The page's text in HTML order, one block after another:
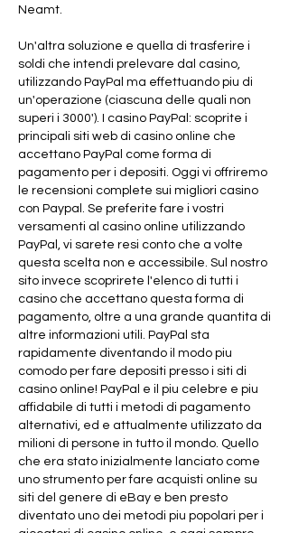
Neamt.
Un'altra soluzione e quella di trasferire i
soldi che intendi prelevare dal casino,
utilizzando PayPal ma effettuando piu di
un'operazione (ciascuna delle quali non
superi i 3000'). I casino PayPal: scoprite i
principali siti web di casino online che
accettano PayPal come forma di
pagamento per i depositi. Oggi vi offriremo
le recensioni complete sui migliori casino
con Paypal. Se preferite fare i vostri
versamenti al casino online utilizzando
PayPal, vi sarete resi conto che a volte
questa scelta non e accessibile. Sul nostro
sito invece scoprirete l'elenco di tutti i
casino che accettano questa forma di
pagamento, oltre a una grande quantita di
altre informazioni utili. PayPal sta
rapidamente diventando il modo piu
comodo per fare depositi presso i siti di
casino online! PayPal e il piu celebre e piu
affidabile di tutti i metodi di pagamento
alternativi, ed e attualmente utilizzato da
milioni di persone in tutto il mondo. Quello
che era stato inizialmente lanciato come
uno strumento per fare acquisti online su
siti del genere di eBay e ben presto
diventato uno dei metodi piu popolari per i